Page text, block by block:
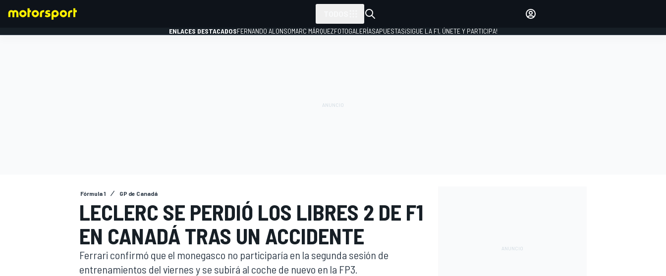
ENLACES DESTACADOSFERNANDO ALONSOMARC MÁRQUEZFOTOGALERÍASAPUESTAS¡SIGUE LA F1, ÚNETE Y PARTICIPA!
Fórmula 1 GP de Canadá
LECLERC SE PERDIÓ LOS LIBRES 2 DE F1
EN CANADÁ TRAS UN ACCIDENTE
Ferrari confirmó que el monegasco no participaría en la segunda sesión de
entrenamientos del viernes y se subirá al coche de nuevo en la FP3.